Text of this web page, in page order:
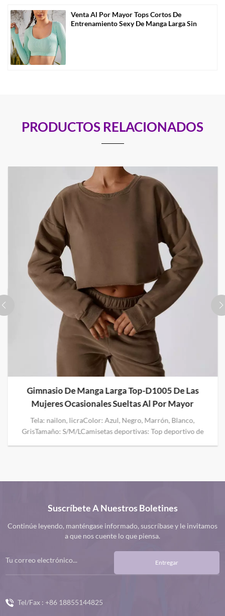
Venta Al Por Mayor Tops Cortos De
Entrenamiento Sexy De Manga Larga Sin
PRODUCTOS RELACIONADOS
Gimnasio De Manga Larga Top-D1005 De Las
Mujeres Ocasionales Sueltas Al Por Mayor
Tela: nailon, licraColor: Azul, Negro, Marrón, Blanco,
GrisTamaño: S/M/LCamisetas deportivas: Top deportivo de
Suscríbete A Nuestros Boletines
Continúe leyendo, manténgase informado, suscríbase y le invitamos
a que nos cuente lo que piensa.
Entregar
Tel/Fax : +86 18855144825